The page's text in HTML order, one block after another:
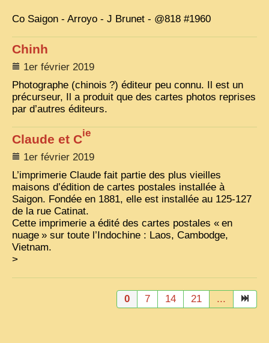
Co Saigon - Arroyo - J Brunet - @818 #1960
Chinh
1er février 2019
Photographe (chinois ?) éditeur peu connu. Il est un
précurseur, Il a produit que des cartes photos reprises
par d’autres éditeurs.
Claude et Cie
1er février 2019
L’imprimerie Claude fait partie des plus vieilles
maisons d’édition de cartes postales installée à
Saigon. Fondée en 1881, elle est installée au 125-127
de la rue Catinat.
Cette imprimerie a édité des cartes postales « en
nuage » sur toute l’Indochine : Laos, Cambodge,
Vietnam.
>
0 7 14 21 ...